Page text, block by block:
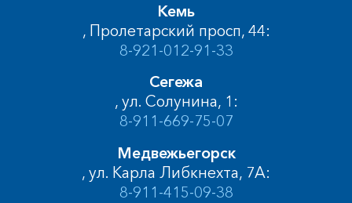
Кемь
, Пролетарский просп, 44:
8-921-012-91-33
Сегежа
, ул. Солунина, 1:
8-911-669-75-07
Медвежьегорск
, ул. Карла Либкнехта, 7А:
8-911-415-09-38